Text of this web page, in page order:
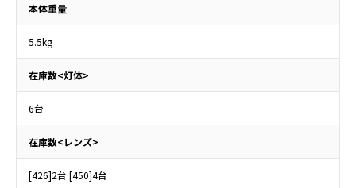
本体重量
5.5kg
在庫数<灯体>
6台
在庫数<レンズ>
[426]2台 [450]4台